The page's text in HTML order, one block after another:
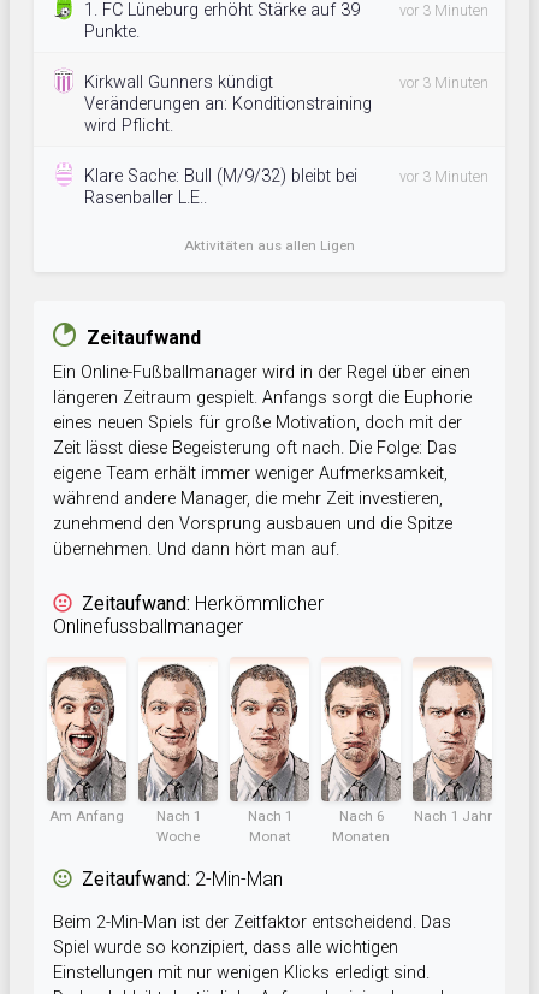
1. FC Lüneburg erhöht Stärke auf 39
Punkte.
vor 3 Minuten
Kirkwall Gunners kündigt
Veränderungen an: Konditionstraining
wird Pflicht.
vor 3 Minuten
Klare Sache: Bull (M/9/32) bleibt bei
Rasenballer L.E..
vor 3 Minuten
Aktivitäten aus allen Ligen
Zeitaufwand
Ein Online-Fußballmanager wird in der Regel über einen
längeren Zeitraum gespielt. Anfangs sorgt die Euphorie
eines neuen Spiels für große Motivation, doch mit der
Zeit lässt diese Begeisterung oft nach. Die Folge: Das
eigene Team erhält immer weniger Aufmerksamkeit,
während andere Manager, die mehr Zeit investieren,
zunehmend den Vorsprung ausbauen und die Spitze
übernehmen. Und dann hört man auf.
Zeitaufwand: Herkömmlicher
Onlinefussballmanager
Am Anfang
Nach 1
Woche
Nach 1
Monat
Nach 6
Monaten
Nach 1 Jahr
Zeitaufwand: 2-Min-Man
Beim 2-Min-Man ist der Zeitfaktor entscheidend. Das
Spiel wurde so konzipiert, dass alle wichtigen
Einstellungen mit nur wenigen Klicks erledigt sind.